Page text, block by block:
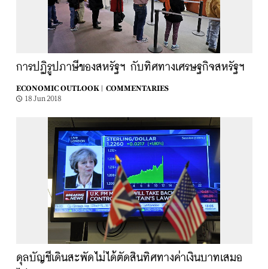
การปฏิรูปภาษีของสหรัฐฯ กับทิศทางเศรษฐกิจสหรัฐฯ
ECONOMIC OUTLOOK |
COMMENTARIES
18 Jun 2018
ดุลบัญชีเดินสะพัดไม่ได้ตัดสินทิศทางค่าเงินบาทเสมอ